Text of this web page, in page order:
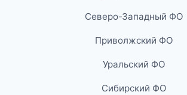
Северо-Западный ФО
Приволжский ФО
Уральский ФО
Сибирский ФО